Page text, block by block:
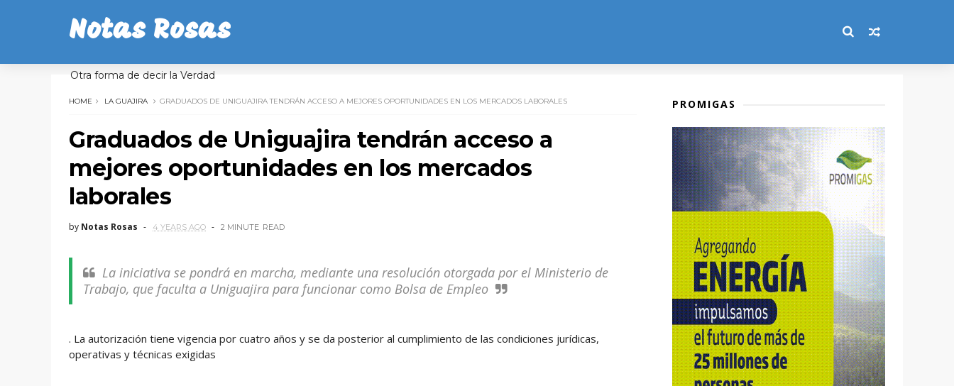
Notas Rosas
Otra forma de decir la Verdad
HOME LA GUAJIRA GRADUADOS DE UNIGUAJIRA TENDRÁN ACCESO A MEJORES OPORTUNIDADES EN LOS MERCADOS LABORALES
Graduados de Uniguajira tendrán acceso a
mejores oportunidades en los mercados
laborales
by Notas Rosas 4 YEARS AGO 2 MINUTE READ
La iniciativa se pondrá en marcha, mediante una resolución otorgada por el Ministerio de
Trabajo, que faculta a Uniguajira para funcionar como Bolsa de Empleo
. La autorización tiene vigencia por cuatro años y se da posterior al cumplimiento de las condiciones jurídicas,
operativas y técnicas exigidas
PROMIGAS